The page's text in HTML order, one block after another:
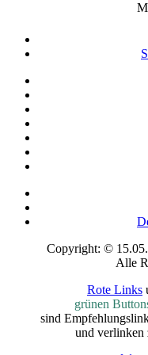
Copyright: ©
Alle
Rote Links
grünen
sind
und verlinken